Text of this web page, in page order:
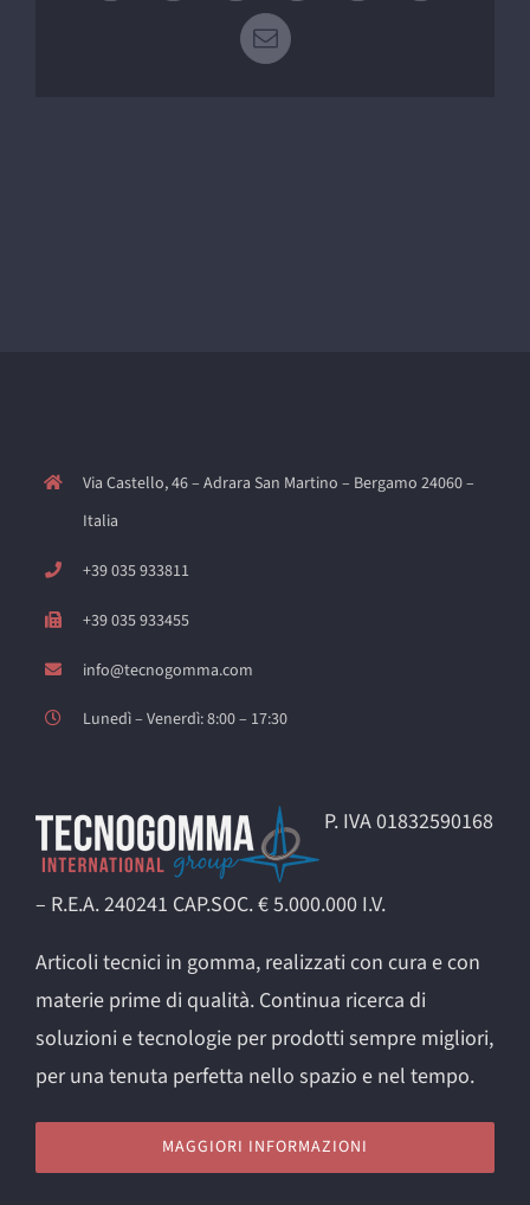
Email
Via Castello, 46 – Adrara San Martino – Bergamo 24060 –
Italia
+39 035 933811
+39 035 933455
info@tecnogomma.com
Lunedì – Venerdì: 8:00 – 17:30
P. IVA 01832590168
– R.E.A. 240241 CAP.SOC. € 5.000.000 I.V.
Articoli tecnici in gomma, realizzati con cura e con
materie prime di qualità. Continua ricerca di
soluzioni e tecnologie per prodotti sempre migliori,
per una tenuta perfetta nello spazio e nel tempo.
MAGGIORI INFORMAZIONI